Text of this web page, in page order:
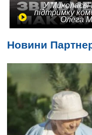
У Миколаєві
підтримку
Олега